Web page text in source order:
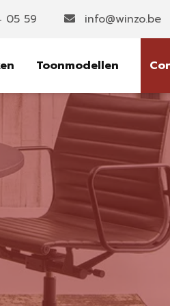
05 59 info@winzo.be
Toonmodellen